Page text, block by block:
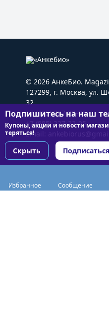
Избранное Сообщение
© 2026 АнкеБио.
127299, г. Москва, ул.
32
+7 (495) 227-22-05
+7 (985) 227-22-05
Email:
Подпишитесь на наш
Купоны, акции и новости
теряться!
Скрыть Подписаться